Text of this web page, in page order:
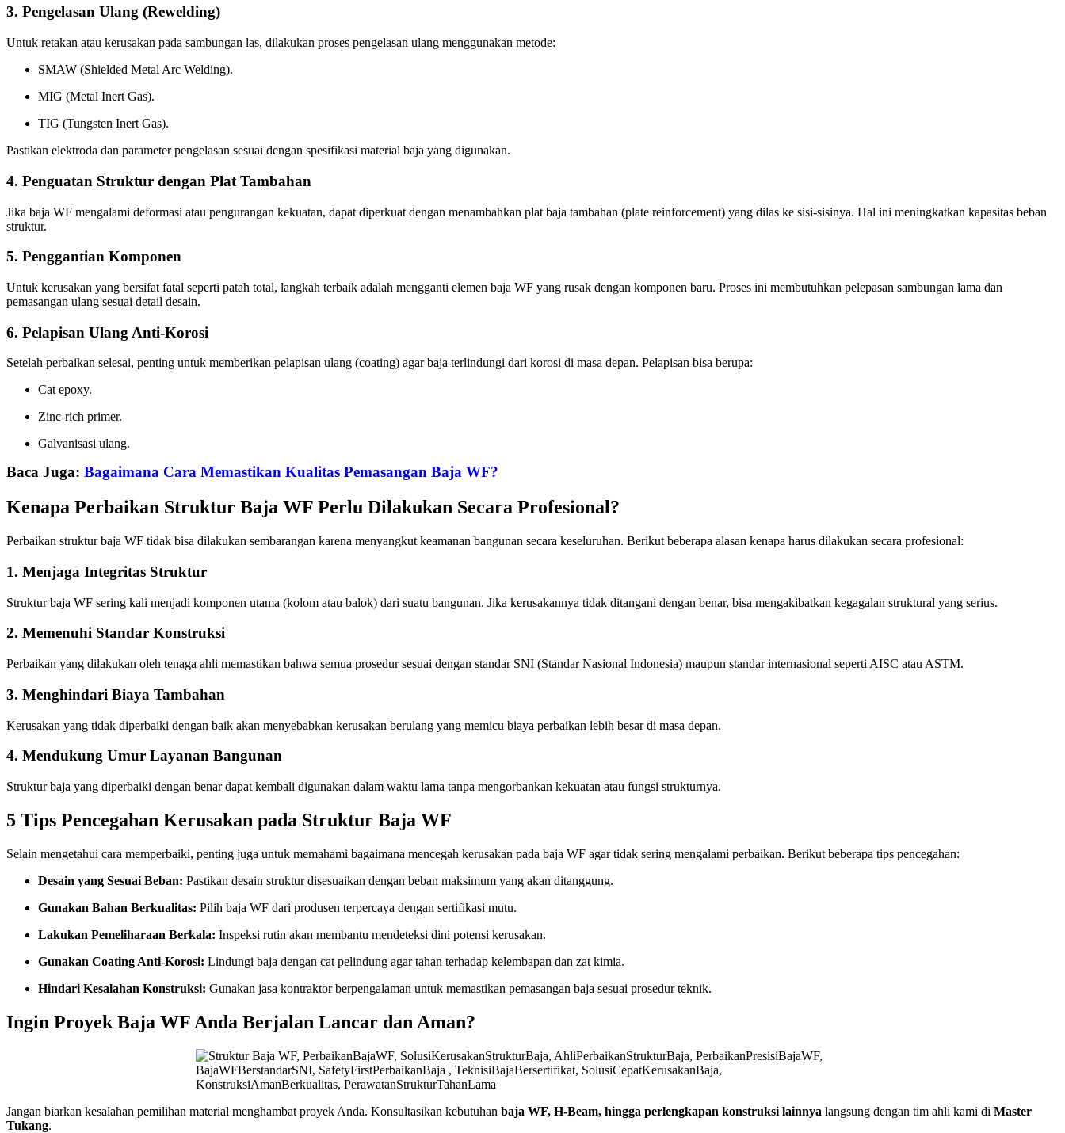
3. Pengelasan Ulang (Rewelding)
Untuk retakan atau kerusakan pada sambungan las, dilakukan proses pengelasan ulang menggunakan metode:
SMAW (Shielded Metal Arc Welding).
MIG (Metal Inert Gas).
TIG (Tungsten Inert Gas).
Pastikan elektroda dan parameter pengelasan sesuai dengan spesifikasi material baja yang digunakan.
4. Penguatan Struktur dengan Plat Tambahan
Jika baja WF mengalami deformasi atau pengurangan kekuatan, dapat diperkuat dengan menambahkan plat baja tambahan (plate reinforcement) yang dilas ke sisi-sisinya. Hal ini meningkatkan kapasitas beban
struktur.
5. Penggantian Komponen
Untuk kerusakan yang bersifat fatal seperti patah total, langkah terbaik adalah mengganti elemen baja WF yang rusak dengan komponen baru. Proses ini membutuhkan pelepasan sambungan lama dan
pemasangan ulang sesuai detail desain.
6. Pelapisan Ulang Anti-Korosi
Setelah perbaikan selesai, penting untuk memberikan pelapisan ulang (coating) agar baja terlindungi dari korosi di masa depan. Pelapisan bisa berupa:
Cat epoxy.
Zinc-rich primer.
Galvanisasi ulang.
Baca Juga: Bagaimana Cara Memastikan Kualitas Pemasangan Baja WF?
Kenapa Perbaikan Struktur Baja WF Perlu Dilakukan Secara Profesional?
Perbaikan struktur baja WF tidak bisa dilakukan sembarangan karena menyangkut keamanan bangunan secara keseluruhan. Berikut beberapa alasan kenapa harus dilakukan secara profesional:
1. Menjaga Integritas Struktur
Struktur baja WF sering kali menjadi komponen utama (kolom atau balok) dari suatu bangunan. Jika kerusakannya tidak ditangani dengan benar, bisa mengakibatkan kegagalan struktural yang serius.
2. Memenuhi Standar Konstruksi
Perbaikan yang dilakukan oleh tenaga ahli memastikan bahwa semua prosedur sesuai dengan standar SNI (Standar Nasional Indonesia) maupun standar internasional seperti AISC atau ASTM.
3. Menghindari Biaya Tambahan
Kerusakan yang tidak diperbaiki dengan baik akan menyebabkan kerusakan berulang yang memicu biaya perbaikan lebih besar di masa depan.
4. Mendukung Umur Layanan Bangunan
Struktur baja yang diperbaiki dengan benar dapat kembali digunakan dalam waktu lama tanpa mengorbankan kekuatan atau fungsi strukturnya.
5 Tips Pencegahan Kerusakan pada Struktur Baja WF
Selain mengetahui cara memperbaiki, penting juga untuk memahami bagaimana mencegah kerusakan pada baja WF agar tidak sering mengalami perbaikan. Berikut beberapa tips pencegahan:
Desain yang Sesuai Beban: Pastikan desain struktur disesuaikan dengan beban maksimum yang akan ditanggung.
Gunakan Bahan Berkualitas: Pilih baja WF dari produsen terpercaya dengan sertifikasi mutu.
Lakukan Pemeliharaan Berkala: Inspeksi rutin akan membantu mendeteksi dini potensi kerusakan.
Gunakan Coating Anti-Korosi: Lindungi baja dengan cat pelindung agar tahan terhadap kelembapan dan zat kimia.
Hindari Kesalahan Konstruksi: Gunakan jasa kontraktor berpengalaman untuk memastikan pemasangan baja sesuai prosedur teknik.
Ingin Proyek Baja WF Anda Berjalan Lancar dan Aman?
Jangan biarkan kesalahan pemilihan material menghambat proyek Anda. Konsultasikan kebutuhan baja WF, H-Beam, hingga perlengkapan konstruksi lainnya langsung dengan tim ahli kami di Master
Tukang.